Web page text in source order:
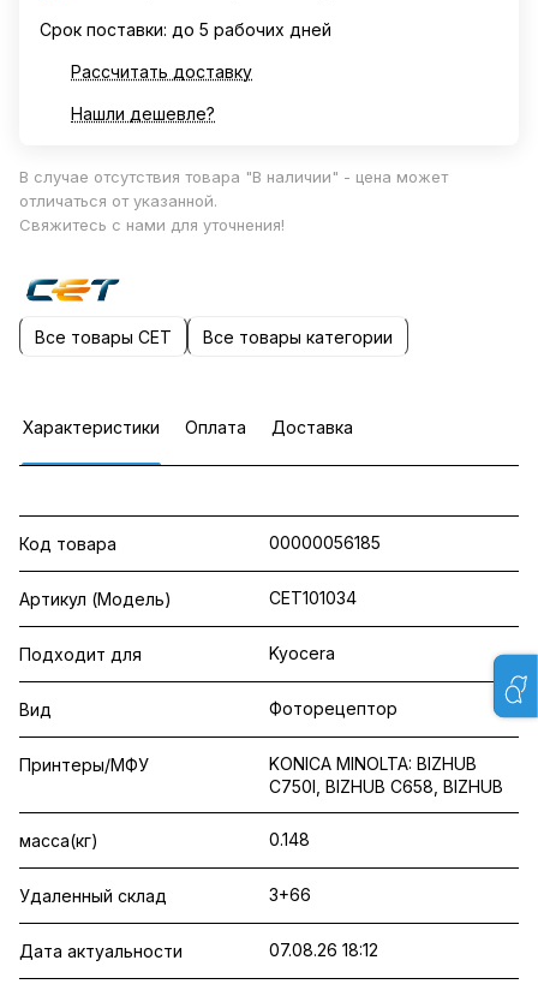
Срок поставки: до 5 рабочих дней
Рассчитать доставку
Нашли дешевле?
В случае отсутствия товара "В наличии" - цена может
отличаться от указанной.
Свяжитесь с нами для уточнения!
Все товары CET Все товары категории
Характеристики Оплата Доставка
Код товара 00000056185
Артикул (Модель) CET101034
Подходит для Kyocera
Вид Фоторецептор
Принтеры/МФУ
KONICA MINOLTA: BIZHUB
C750I, BIZHUB C658, BIZHUB
масса(кг) 0.148
Удаленный склад 3+66
Дата актуальности 07.08.26 18:12